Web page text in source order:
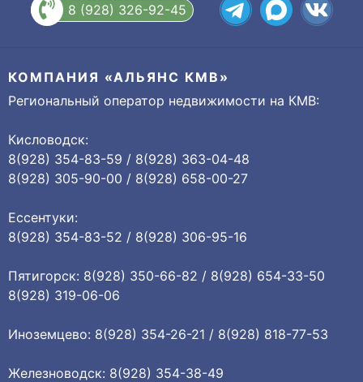
8 (928) 326-92-45
КОМПАНИЯ «АЛЬЯНС КМВ»
Региональный оператор недвижимости на КМВ:
Кисловодск:
8(928) 354-83-59 / 8(928) 363-04-48
8(928) 305-90-00 / 8(928) 658-00-27
Ессентуки:
8(928) 354-83-52 / 8(928) 306-95-16
Пятигорск: 8(928) 350-66-82 / 8(928) 654-33-50
8(928) 319-06-06
Иноземцево: 8(928) 354-26-21 / 8(928) 818-77-53
Железноводск: 8(928) 354-38-49